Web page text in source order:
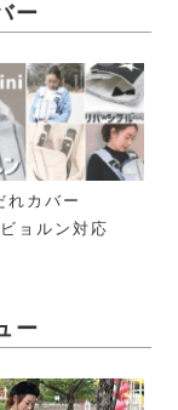
ー
れカバー
ョルン対応
ー